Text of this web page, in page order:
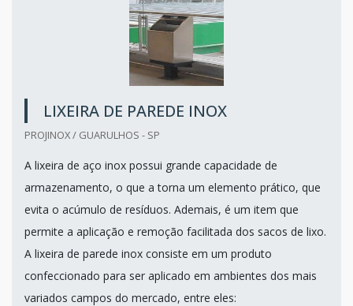
LIXEIRA DE PAREDE INOX
PROJINOX / GUARULHOS - SP
A lixeira de aço inox possui grande capacidade de
armazenamento, o que a torna um elemento prático, que
evita o acúmulo de resíduos. Ademais, é um item que
permite a aplicação e remoção facilitada dos sacos de lixo.
A lixeira de parede inox consiste em um produto
confeccionado para ser aplicado em ambientes dos mais
variados campos do mercado, entre eles: